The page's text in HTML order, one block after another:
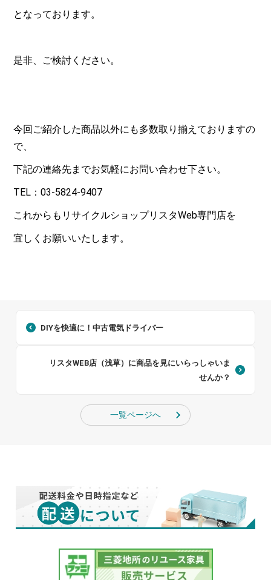
となっております。
是非、ご検討ください。
今回ご紹介した商品以外にも多数取り揃えておりますの
で、
下記の連絡先までお気軽にお問い合わせ下さい。
TEL：03-5824-9407
これからもリサイクルショップリスタWeb専門店を
宜しくお願いいたします。
DIYを快適に！中古電気ドライバー
リスタWEB店（浅草）に商品を見にいらっしゃいま
せんか？
一覧ページへ